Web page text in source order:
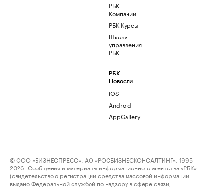
РБК
Компании
РБК Курсы
Школа
управления
РБК
РБК
Новости
iOS
Android
AppGallery
© ООО «БИЗНЕСПРЕСС», АО «РОСБИЗНЕСКОНСАЛТИНГ», 1995–
2026. Сообщения и материалы информационного агентства «РБК»
(свидетельство о регистрации средства массовой информации
выдано Федеральной службой по надзору в сфере связи,